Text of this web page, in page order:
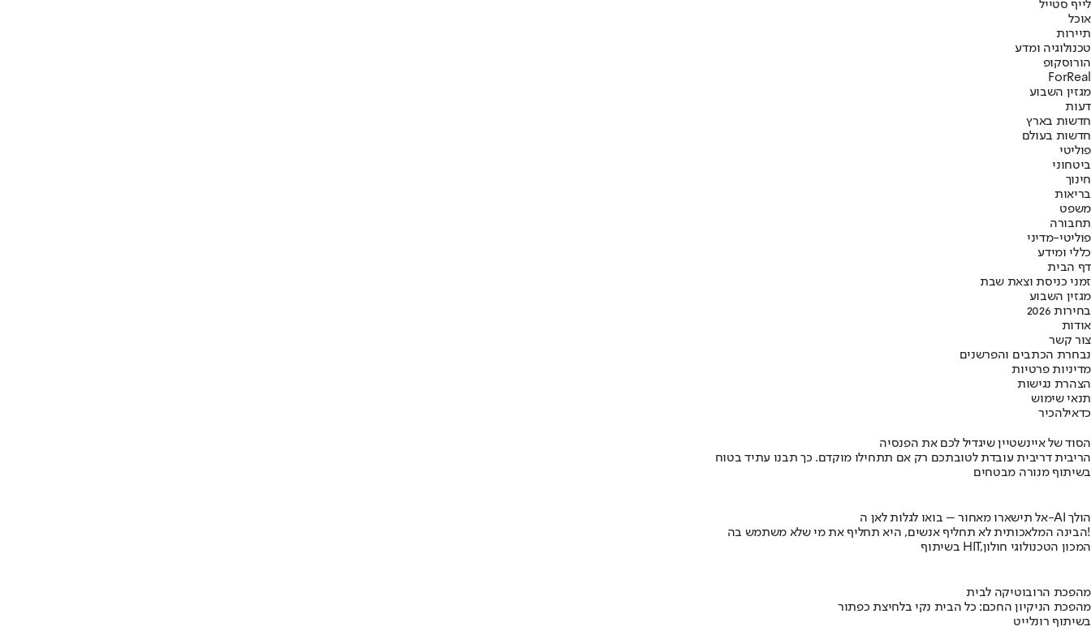
לייף סטייל
אוכל
תיירות
טכנולוגיה ומדע
הורוסקופ
ForReal
מגזין השבוע
דעות
חדשות בארץ
חדשות בעולם
פוליטי
ביטחוני
חינוך
בריאות
משפט
תחבורה
פוליטי-מדיני
כללי ומידע
דף הבית
זמני כניסת וצאת שבת
מגזין השבוע
בחירות 2026
אודות
צור קשר
נבחרת הכתבים והפרשנים
מדיניות פרטיות
הצהרת נגישות
תנאי שימוש
כדאילהכיר
הסוד של איינשטיין שיגדיל לכם את הפנסיה
הריבית דריבית עובדת לטובתכם רק אם תתחילו מוקדם. כך תבנו עתיד בטוח
בשיתוף מנורה מבטחים
אל תישארו מאחור – בואו לגלות לאן ה-AI הולך
הבינה המלאכותית לא תחליף אנשים, היא תחליף את מי שלא משתמש בה!
בשיתוף HIT,המכון הטכנולוגי חולון
מהפכת הרובוטיקה לבית
מהפכת הניקיון החכם: כל הבית נקי בלחיצת כפתור
בשיתוף רונלייט